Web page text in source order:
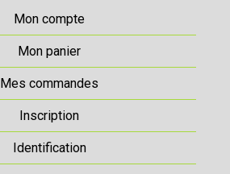
Mon compte
Mon panier
Mes commandes
Inscription
Identification